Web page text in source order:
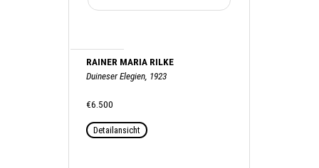
RAINER MARIA RILKE
Duineser Elegien, 1923
€6.500
Detailansicht